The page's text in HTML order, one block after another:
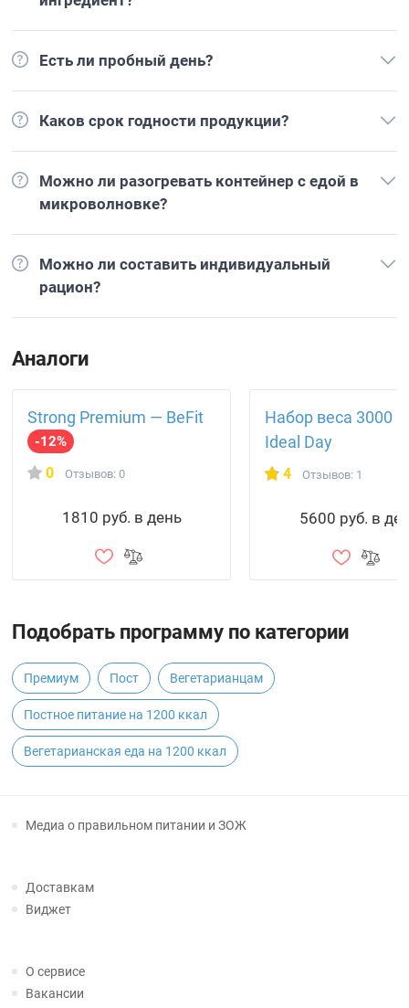
Есть ли пробный день?
Каков срок годности продукции?
Можно ли разогревать контейнер с едой в
микроволновке?
Можно ли составить индивидуальный
рацион?
Аналоги
Strong Premium — BeFit
-12%
0 Отзывов: 0
1810 руб. в день
Набор веса 3000 —
Ideal Day
4 Отзывов: 1
5600 руб. в
Подобрать программу по категории
Премиум Пост Вегетарианцам
Постное питание на 1200 ккал
Вегетарианская еда на 1200 ккал
Медиа о правильном питании и ЗОЖ
Доставкам
Виджет
О сервисе
Вакансии